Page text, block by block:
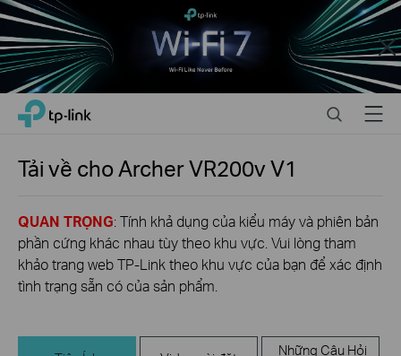
Close
Click
the
navigation
TP-Link, Reliably Smart SearchMenu
Tải về choArcher VR200vV1
QUAN TRỌNG: Tính khả dụng của kiểu máy và phiên bản
phần cứng khác nhau tùy theo khu vực. Vui lòng tham
khảo trang web TP-Link theo khu vực của bạn để xác định
tình trạng sẵn có của sản phẩm.
Những Câu Hỏi